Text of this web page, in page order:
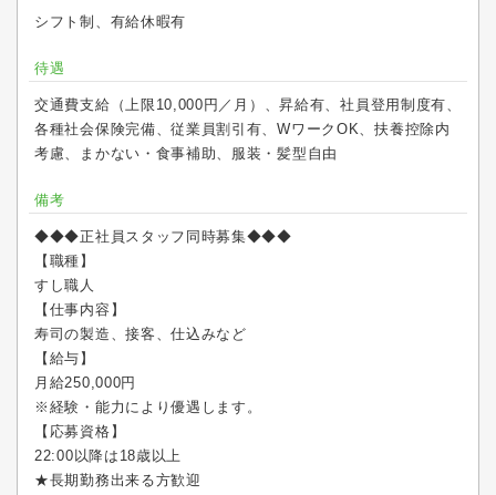
シフト制、有給休暇有
待遇
交通費支給（上限10,000円／月）、昇給有、社員登用制度有、
各種社会保険完備、従業員割引有、WワークOK、扶養控除内
考慮、まかない・食事補助、服装・髪型自由
備考
◆◆◆正社員スタッフ同時募集◆◆◆
【職種】
すし職人
【仕事内容】
寿司の製造、接客、仕込みなど
【給与】
月給250,000円
※経験・能力により優遇します。
【応募資格】
22:00以降は18歳以上
★長期勤務出来る方歓迎